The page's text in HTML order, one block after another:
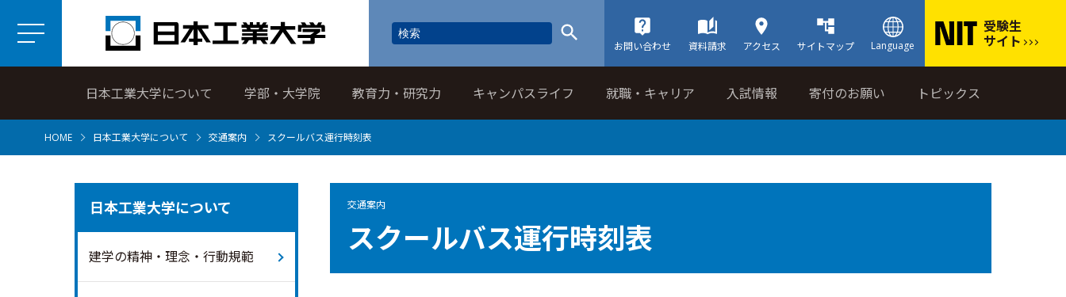
お問い合わせ 資料請求 アクセス サイトマップ Language
受験生
サイト
日本工業大学について 学部・大学院 教育力・研究力 キャンパスライフ 就職・キャリア 入試情報 寄付のお願い トピックス
HOME 日本工業大学について 交通案内 スクールバス運行時刻表
交通案内
スクールバス運行時刻表
日本工業大学について
建学の精神・理念・行動規範